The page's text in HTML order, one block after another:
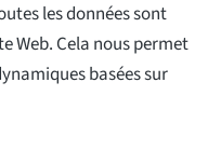
les données sont
Web. Cela nous permet
basées sur